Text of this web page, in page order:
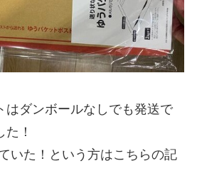
はダンボールなしでも発送で
！
いた！という方はこちらの記